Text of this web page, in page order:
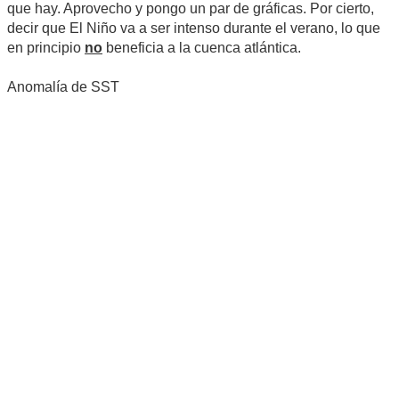
que hay. Aprovecho y pongo un par de gráficas. Por cierto,
decir que El Niño va a ser intenso durante el verano, lo que
en principio no beneficia a la cuenca atlántica.
Anomalía de SST